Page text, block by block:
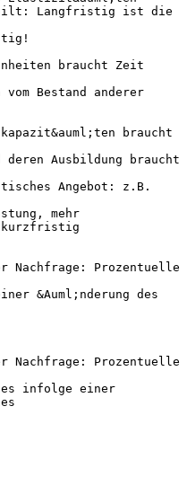
gilt: Langfristig ist die
braucht Zeit
vom Bestand anderer
braucht
Ausbildung braucht
Angebot: z.B.
mehr
kurzfristig
Nachfrage: Prozentuelle
&Auml;nderung des
Nachfrage: Prozentuelle
infolge einer